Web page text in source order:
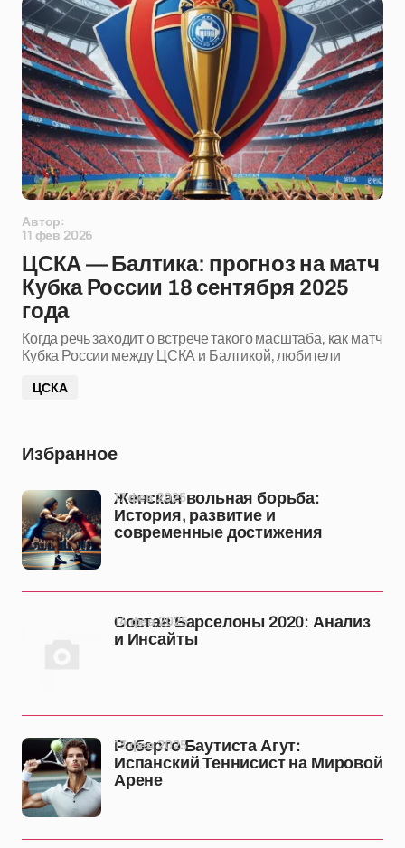
Автор:
11 фев 2026
ЦСКА — Балтика: прогноз на матч
Кубка России 18 сентября 2025
года
Когда речь заходит о встрече такого масштаба, как матч
Кубка России между ЦСКА и Балтикой, любители
ЦСКА
Избранное
Женская вольная борьба:
История, развитие и
современные достижения
17 фев 2025
Состав Барселоны 2020: Анализ
и Инсайты
14 фев 2025
Роберто Баутиста Агут:
Испанский Теннисист на Мировой
Арене
13 фев 2025